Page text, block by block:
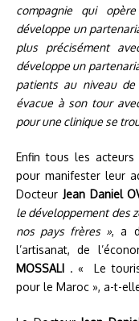
compagnie qui
développe un
plus précisément
développe un
patients au niveau de
évacue à son tour
pour une clinique se
Enfin tous les
pour manifester leur
Docteur Jean Daniel
le développement des
nos pays frères », a
l’artisanat, de
MOSSALI . « Le
pour le Maroc », a-t-